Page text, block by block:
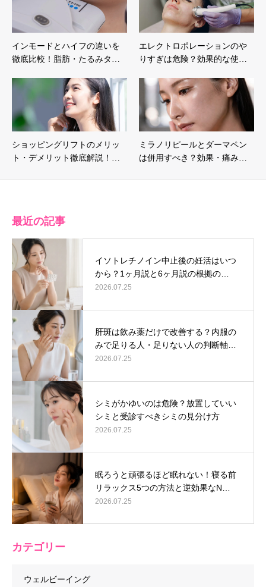
インモードとハイフの違いを
徹底比較！脂肪・たるみタ…
エレクトロポレーションのや
りすぎは危険？効果的な使…
ショッピングリフトのメリッ
ト・デメリット徹底解説！…
ミラノリピールとダーマペン
は併用すべき？効果・痛み…
最近の記事
イソトレチノイン中止後の妊活はいつ
から？1ヶ月説と6ヶ月説の根拠の…
2026.07.25
肝斑は飲み薬だけで改善する？内服の
みで足りる人・足りない人の判断軸…
2026.07.25
シミがかゆいのは危険？放置していい
シミと受診すべきシミの見分け方
2026.07.25
眠ろうと頑張るほど眠れない！寝る前
リラックス5つの方法と逆効果なN…
2026.07.25
カテゴリー
ウェルビーイング